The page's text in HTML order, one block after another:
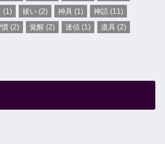
(1) 祓い (2) 神具 (1) 神話 (11)
慣(2) 覚醒 (2) 迷信 (1) 道具 (2)